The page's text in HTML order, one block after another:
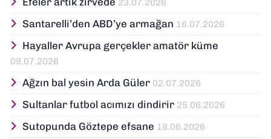
23.07.2026
Santarelli’den ABD’ye armağan 16.07.2026
Hayaller Avrupa gerçekler amatör küme
09.07.2026
Ağzın bal yesin Arda Güler 02.07.2026
Sultanlar futbol acımızı dindirir 25.06.2026
Sutopunda Göztepe efsane 18.06.2026